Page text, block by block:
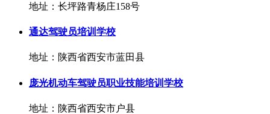
地址：长坪路青杨庄158号
通达驾驶员培训学校
地址：陕西省西安市蓝田县
庞光机动车驾驶员职业技能培训学校
地址：陕西省西安市户县